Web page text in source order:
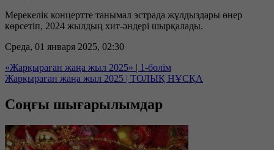
Мерекелік концертте танымал эстрада жұлдыздары өнер
көрсетіп, 2024 жылдың хит-әндері шырқалады.
Среда, 01 января 2025, 02:30
«Жарқыраған жаңа жыл 2025» | 1-бөлім
Жарқыраған жаңа жыл 2025 | ТОЛЫҚ НҰСҚА
Соңғы шығарылымдар